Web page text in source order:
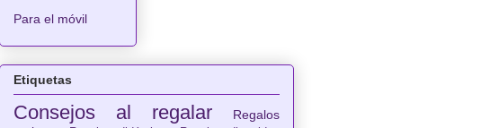
Para el móvil
Etiquetas
Consejos al regalar
Regalos